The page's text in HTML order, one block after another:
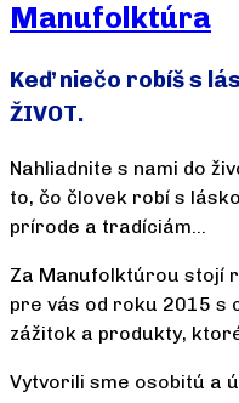
Manufolktúra
Keď niečo robíš s
ŽIVOT.
Nahliadnite s nami do
to, čo človek robí s
prírode a tradíciám...
Za Manufolktúrou stojí
pre vás od roku 2015 s
zážitok a produkty,
Vytvorili sme osobitú a